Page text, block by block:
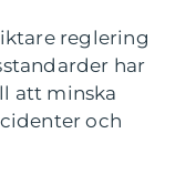
reglering
har
att minska
och